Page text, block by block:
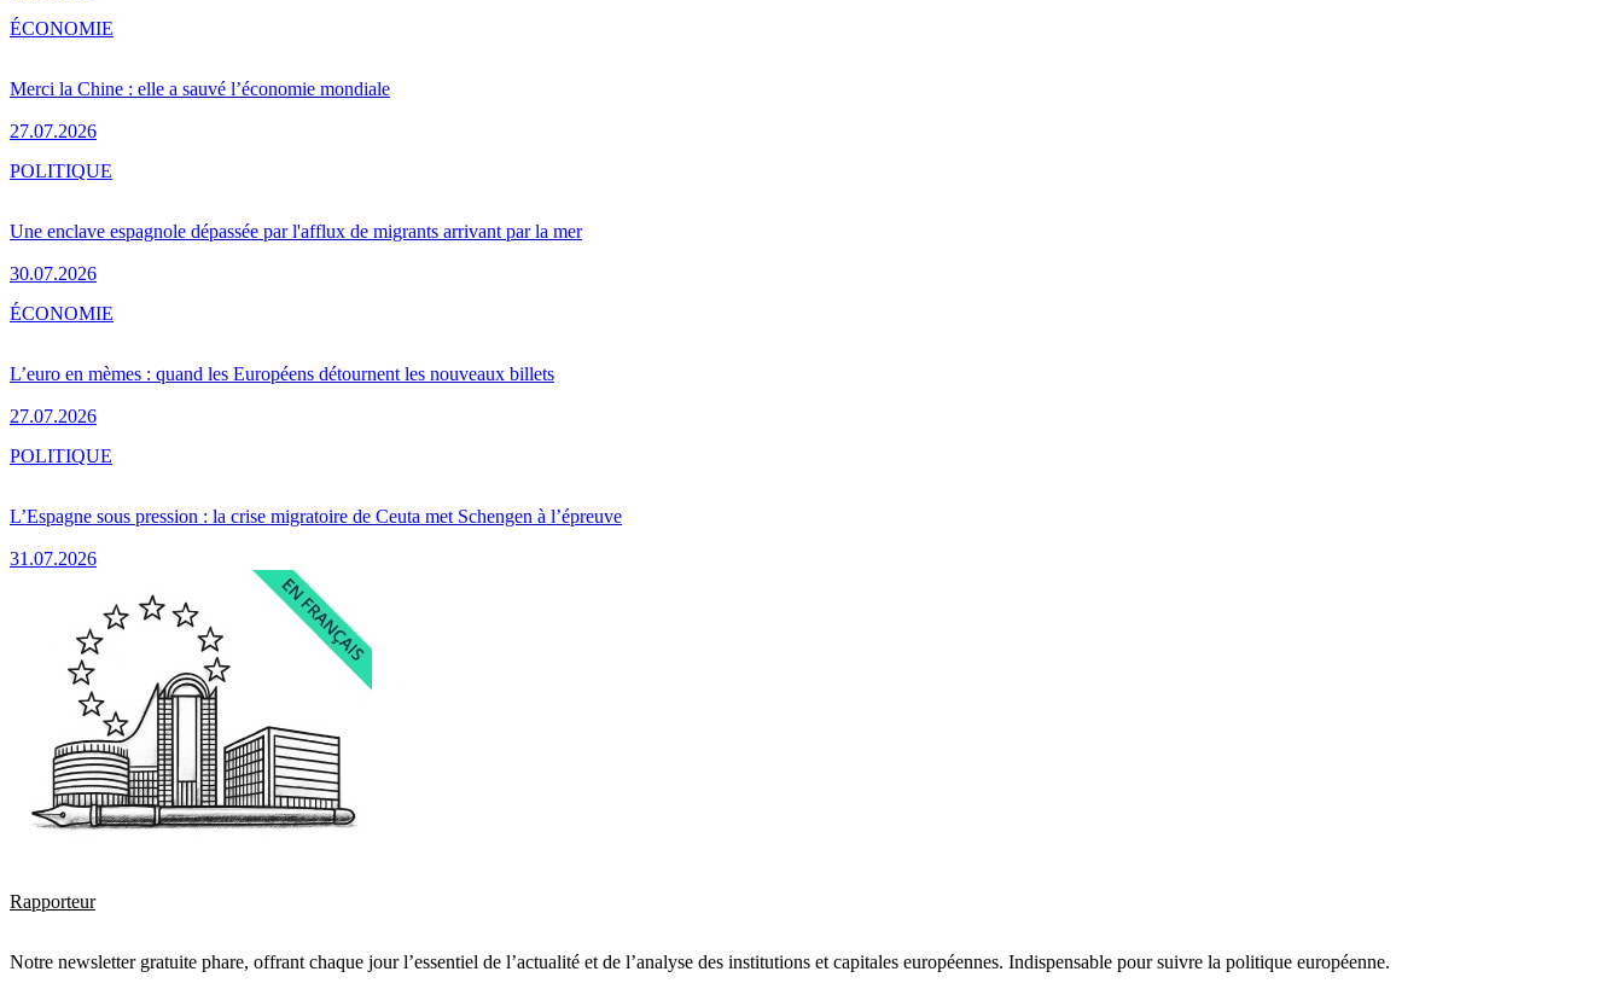
Merci la Chine : elle a sauvé l’économie mondiale
27.07.2026
ÉCONOMIE
Une enclave espagnole dépassée par l'afflux de migrants arrivant par la mer
30.07.2026
POLITIQUE
L’euro en mèmes : quand les Européens détournent les nouveaux billets
27.07.2026
ÉCONOMIE
L’Espagne sous pression : la crise migratoire de Ceuta met Schengen à l’épreuve
31.07.2026
POLITIQUE
Rapporteur
Notre newsletter gratuite phare, offrant chaque jour l’essentiel de l’actualité et de l’analyse des institutions et capitales européennes. Indispensable pour suivre la politique européenne.